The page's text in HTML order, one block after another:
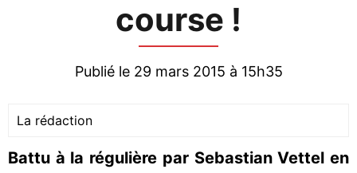
course !
Publié le 29 mars 2015 à 15h35
La rédaction
Battu à la régulière par Sebastian Vettel en